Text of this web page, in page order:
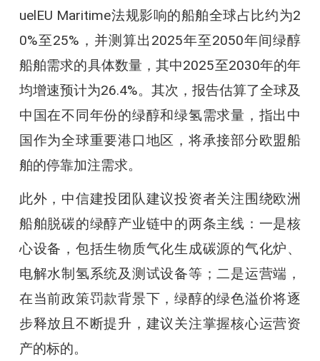
uelEU Maritime法规影响的船舶全球占比约为2
0%至25%，并测算出2025年至2050年间绿醇
船舶需求的具体数量，其中2025至2030年的年
均增速预计为26.4%。其次，报告估算了全球及
中国在不同年份的绿醇和绿氢需求量，指出中
国作为全球重要港口地区，将承接部分欧盟船
舶的停靠加注需求。
此外，中信建投团队建议投资者关注围绕欧洲
船舶脱碳的绿醇产业链中的两条主线：一是核
心设备，包括生物质气化生成碳源的气化炉、
电解水制氢系统及测试设备等；二是运营端，
在当前政策罚款背景下，绿醇的绿色溢价将逐
步释放且不断提升，建议关注掌握核心运营资
产的标的。